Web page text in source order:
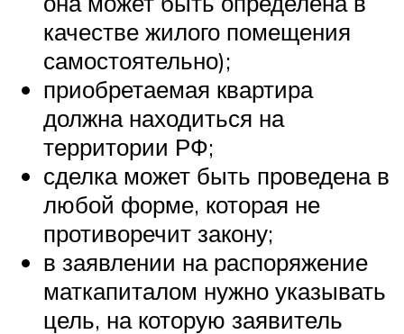
качестве жилого помещения
самостоятельно);
приобретаемая квартира
должна находиться на
территории РФ;
сделка может быть проведена в
любой форме, которая не
противоречит закону;
в заявлении на распоряжение
маткапиталом нужно указывать
цель, на которую заявитель